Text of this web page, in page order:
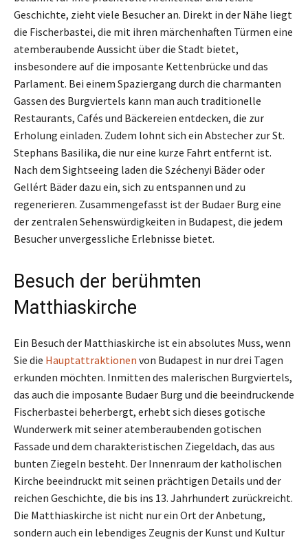
Geschichte, zieht viele Besucher an. Direkt in der Nähe liegt
die Fischerbastei, die mit ihren märchenhaften Türmen eine
atemberaubende Aussicht über die Stadt bietet,
insbesondere auf die imposante Kettenbrücke und das
Parlament. Bei einem Spaziergang durch die charmanten
Gassen des Burgviertels kann man auch traditionelle
Restaurants, Cafés und Bäckereien entdecken, die zur
Erholung einladen. Zudem lohnt sich ein Abstecher zur St.
Stephans Basilika, die nur eine kurze Fahrt entfernt ist.
Nach dem Sightseeing laden die Széchenyi Bäder oder
Gellért Bäder dazu ein, sich zu entspannen und zu
regenerieren. Zusammengefasst ist der Budaer Burg eine
der zentralen Sehenswürdigkeiten in Budapest, die jedem
Besucher unvergessliche Erlebnisse bietet.
Besuch der berühmten
Matthiaskirche
Ein Besuch der Matthiaskirche ist ein absolutes Muss, wenn
Sie die Hauptattraktionen von Budapest in nur drei Tagen
erkunden möchten. Inmitten des malerischen Burgviertels,
das auch die imposante Budaer Burg und die beeindruckende
Fischerbastei beherbergt, erhebt sich dieses gotische
Wunderwerk mit seiner atemberaubenden gotischen
Fassade und dem charakteristischen Ziegeldach, das aus
bunten Ziegeln besteht. Der Innenraum der katholischen
Kirche beeindruckt mit seinen prächtigen Details und der
reichen Geschichte, die bis ins 13. Jahrhundert zurückreicht.
Die Matthiaskirche ist nicht nur ein Ort der Anbetung,
sondern auch ein lebendiges Zeugnis der Kunst und Kultur